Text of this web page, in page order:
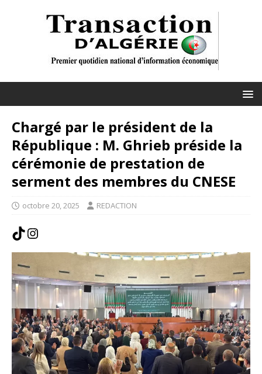
Chargé par le président de la
République : M. Ghrieb préside la
cérémonie de prestation de
serment des membres du CNESE
octobre 20, 2025 REDACTION